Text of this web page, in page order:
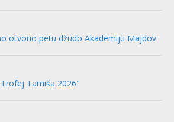
otvorio petu džudo Akademiju Majdov
Tamiša 2026"